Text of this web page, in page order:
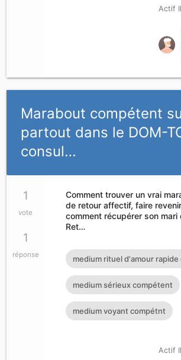
Actif
Marabout compétent
partout dans le DOM-
consul…
1
vote
1
réponse
Comment trouver un vrai
de retour affectif, faire
comment récupérer son mari
Ret…
medium rituel d'amour
medium sérieux compétent
medium voyant compétnt
Actif